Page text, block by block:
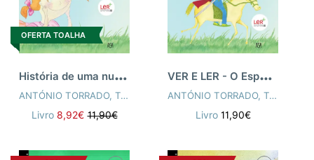
OFERTA TOALHA
H
istória de uma nuvem - vol. 2
ANTÓNIO TORRADO, TÂNIA CLÍMACO
Livro 8,92€ 11,90€
V
ER E LER - O Espelho Mágico
ANTÓNIO TORRADO, TÂNIA CLÍMACO
Livro 11,90€